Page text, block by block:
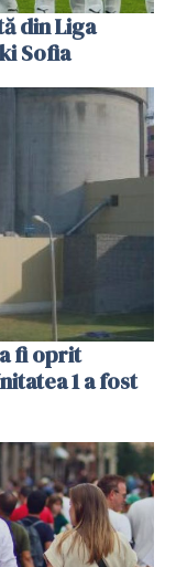
din Liga
Sofia
fi oprit
1 a fost